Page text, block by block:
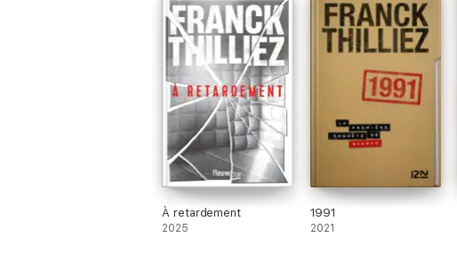
À retardement
2025
1991
2021